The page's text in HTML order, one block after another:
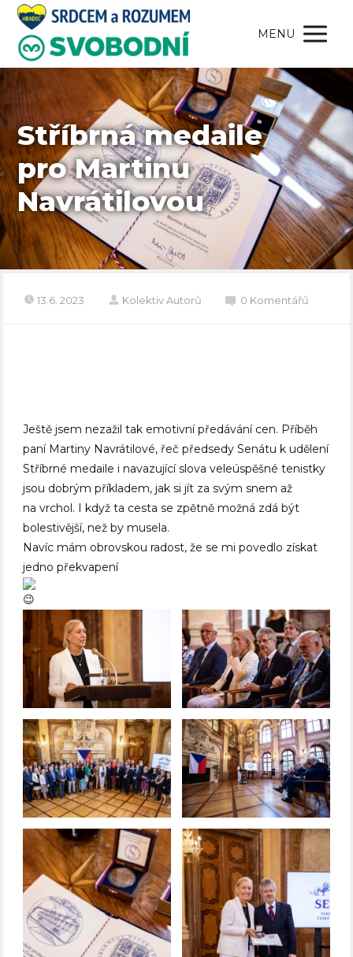
MENU
Stříbrná medaile
pro Martinu
Navrátilovou
13.6. 2023 Kolektiv Autorů 0 Komentářů
Ještě jsem nezažil tak emotivní předávání cen. Příběh
paní Martiny Navrátilové, řeč předsedy Senátu k udělení
Stříbrné medaile i navazující slova veleúspěšné tenistky
jsou dobrým příkladem, jak si jít za svým snem až
na vrchol. I když ta cesta se zpětně možná zdá být
bolestivější, než by musela.
Navíc mám obrovskou radost, že se mi povedlo získat
jedno překvapení